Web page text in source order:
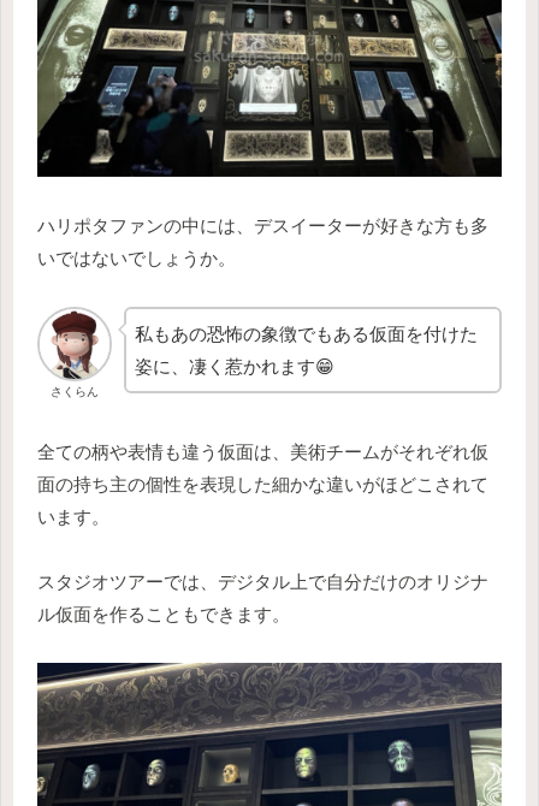
ハリポタファンの中には、デスイーターが好きな方も多
いではないでしょうか。
さくらん
私もあの恐怖の象徴でもある仮面を付けた
姿に、凄く惹かれます😁
全ての柄や表情も違う仮面は、美術チームがそれぞれ仮
面の持ち主の個性を表現した細かな違いがほどこされて
います。
スタジオツアーでは、デジタル上で自分だけのオリジナ
ル仮面を作ることもできます。